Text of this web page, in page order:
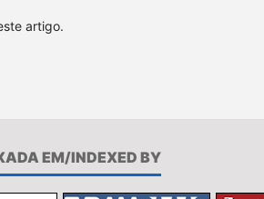
artigo.
EM/INDEXED BY